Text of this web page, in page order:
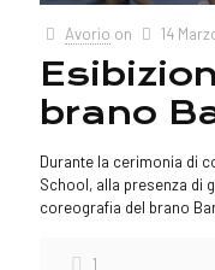
Avorio on 14
brano
Durante la cerimonia di
School, alla presenza di
coreografia del brano
1